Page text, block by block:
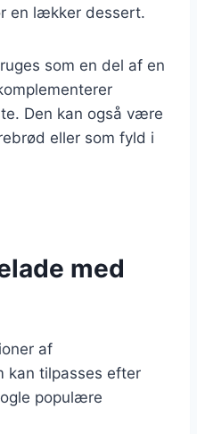
en lækker dessert.
som en del af en
Den kan også være
eller som fyld i
med
af
kan tilpasses efter
populære